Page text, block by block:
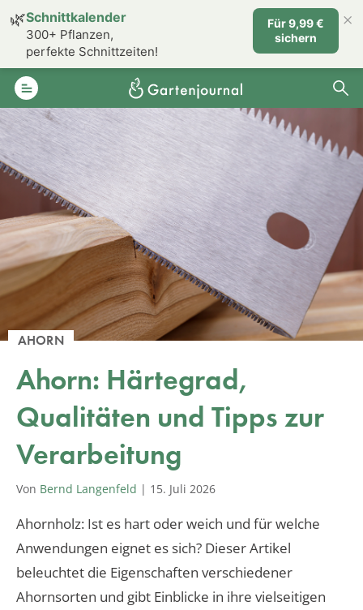
AHORN
Ahorn: Härtegrad,
Qualitäten und Tipps zur
Verarbeitung
Von Bernd Langenfeld | 15. Juli 2026
Ahornholz: Ist es hart oder weich und für welche
Anwendungen eignet es sich? Dieser Artikel
beleuchtet die Eigenschaften verschiedener
Ahornsorten und gibt Einblicke in ihre vielseitigen
🌿Schnittkalender
300+ Pflanzen,
perfekte Schnittzeiten!
Für 9,99 €
sichern
×